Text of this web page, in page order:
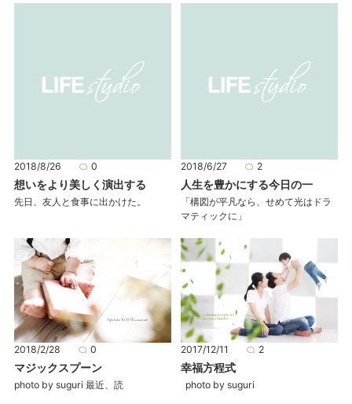
2018/8/26 0
想いをより美しく演出する
先日、友人と食事に出かけた。
2018/6/27 2
人生を豊かにする今日の一
「構図が平凡なら、せめて光はドラ
マティックに」
2018/2/28 0
マジックスプーン
photo by suguri 最近、読
2017/12/11 2
幸福方程式
photo by suguri